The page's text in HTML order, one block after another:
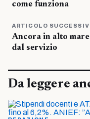
come funziona
ARTICOLO
Ancora in alto
dal servizio
Da leggere